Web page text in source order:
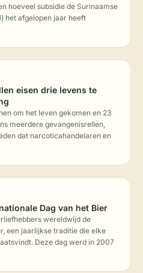
hoeveel subsidie de Surinaamse
het afgelopen jaar heeft
eisen drie levens te
om het leven gekomen en 23
meerdere gevangenisrellen,
dat narcoticahandelaren en
Dag van het Bier
wereldwijd de
een jaarlijkse traditie die elke
Deze dag werd in 2007